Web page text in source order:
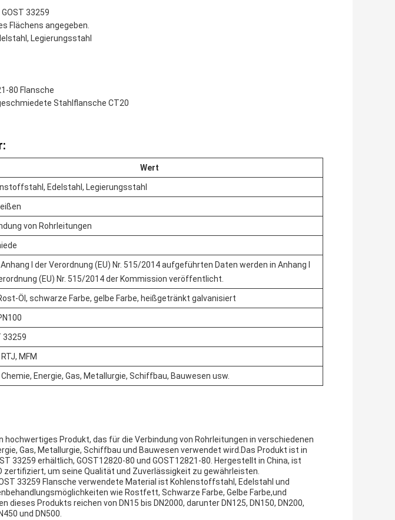
33259
Flächens angegeben.
Legierungsstahl
80 Flansche
Stahlflansche CT20
Wert
Edelstahl, Legierungsstahl
von Rohrleitungen
Anhang I der Verordnung (EU) Nr. 515/2014 aufgeführten Daten werden in Anhang I
(EU) Nr. 515/2014 der Kommission veröffentlicht.
Öl, schwarze Farbe, gelbe Farbe, heißgetränkt galvanisiert
33259
RTJ, MFM
Chemie, Energie, Gas, Metallurgie, Schiffbau, Bauwesen usw.
hochwertiges Produkt, das für die Verbindung von Rohrleitungen in verschiedenen
Gas, Metallurgie, Schiffbau und Bauwesen verwendet wird.Das Produkt ist in
33259 erhältlich, GOST12820-80 und GOST12821-80. Hergestellt in China, ist
zertifiziert, um seine Qualität und Zuverlässigkeit zu gewährleisten.
33259 Flansche verwendete Material ist Kohlenstoffstahl, Edelstahl und
wie Rostfett, Schwarze Farbe, Gelbe Farbe,und
dieses Produkts reichen von DN15 bis DN2000, darunter DN125, DN150, DN200,
und DN500.